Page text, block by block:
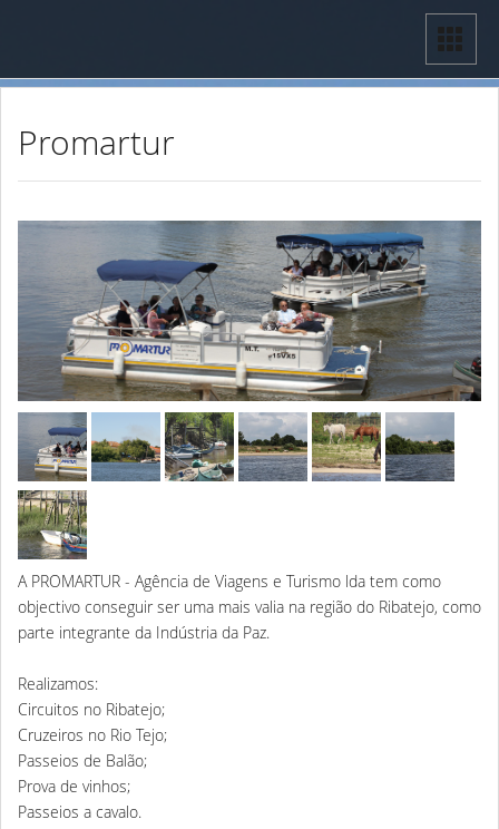
Promartur
A PROMARTUR - Agência de Viagens e Turismo lda tem como
objectivo conseguir ser uma mais valia na região do Ribatejo, como
parte integrante da Indústria da Paz.
Realizamos:
Circuitos no Ribatejo;
Cruzeiros no Rio Tejo;
Passeios de Balão;
Prova de vinhos;
Passeios a cavalo.